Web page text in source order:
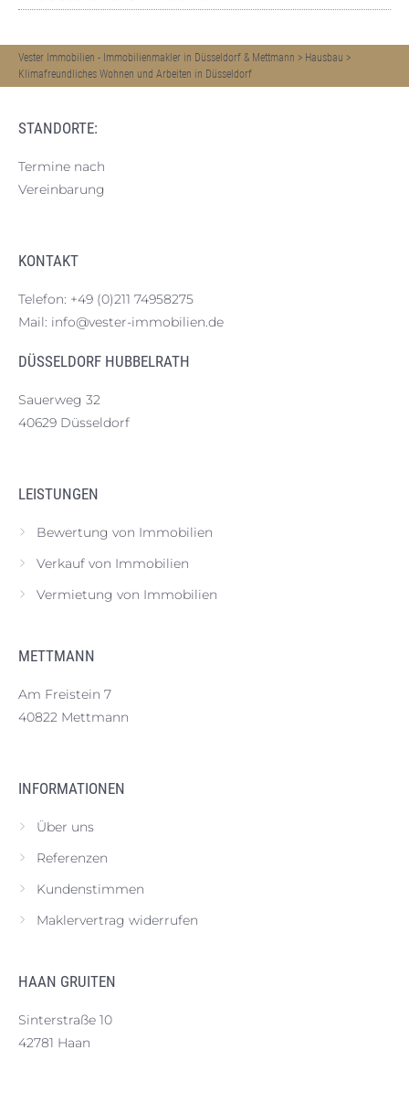
Vester Immobilien - Immobilienmakler in Düsseldorf & Mettmann > Hausbau >
Klimafreundliches Wohnen und Arbeiten in Düsseldorf
STANDORTE:
Termine nach
Vereinbarung
KONTAKT
Telefon: +49 (0)211 74958275
Mail: info@vester-immobilien.de
DÜSSELDORF HUBBELRATH
Sauerweg 32
40629 Düsseldorf
LEISTUNGEN
Bewertung von Immobilien
Verkauf von Immobilien
Vermietung von Immobilien
METTMANN
Am Freistein 7
40822 Mettmann
INFORMATIONEN
Über uns
Referenzen
Kundenstimmen
Maklervertrag widerrufen
HAAN GRUITEN
Sinterstraße 10
42781 Haan